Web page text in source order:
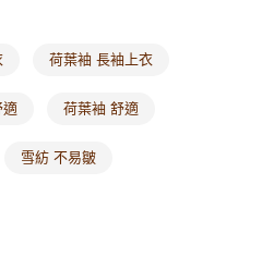
荷葉袖 長袖上衣
適 荷葉袖 舒適
雪紡 不易皺